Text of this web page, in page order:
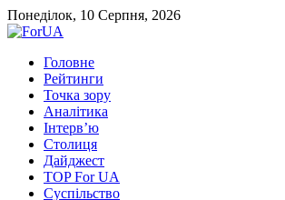
Понеділок, 10 Серпня, 2026
Головне
Рейтинги
Точка зору
Аналітика
Інтерв’ю
Столиця
Дайджест
TOP For UA
Суспiльство